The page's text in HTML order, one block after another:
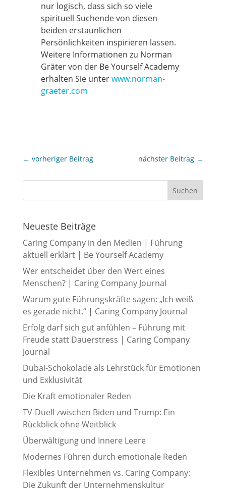
nur logisch, dass sich so viele
spirituell Suchende von diesen
beiden erstaunlichen
Persönlichkeiten inspirieren lassen.
Weitere Informationen zu Norman
Gräter von der Be Yourself Academy
erhalten Sie unterwww.norman-
graeter.com
← vorheriger Beitrag nächster Beitrag →
Neueste Beiträge
Caring Company in den Medien | Führung
aktuell erklärt | Be Yourself Academy
Wer entscheidet über den Wert eines
Menschen? | Caring Company Journal
Warum gute Führungskräfte sagen: „Ich weiß
es gerade nicht.“ | Caring Company Journal
Erfolg darf sich gut anfühlen – Führung mit
Freude statt Dauerstress | Caring Company
Journal
Dubai-Schokolade als Lehrstück für Emotionen
und Exklusivität
Die Kraft emotionaler Reden
TV-Duell zwischen Biden und Trump: Ein
Rückblick ohne Weitblick
Überwältigung und Innere Leere
Modernes Führen durch emotionale Reden
Flexibles Unternehmen vs. Caring Company:
Die Zukunft der Unternehmenskultur